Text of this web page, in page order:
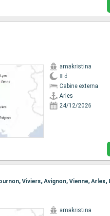
amakristina
8 d
Cabine externa
Arles
24/12/2026
amakristina